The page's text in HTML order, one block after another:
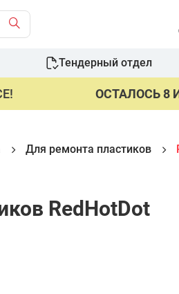
Тендерный отдел
ОСТАЛОСЬ 8
Для ремонта пластиков
RedHotDot